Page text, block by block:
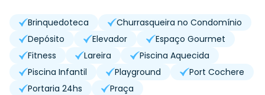
Brinquedoteca
Churrasqueira no Condomínio
Depósito
Elevador
Espaço Gourmet
Fitness
Lareira
Piscina Aquecida
Piscina Infantil
Playground
Port Cochere
Portaria 24hs
Praça